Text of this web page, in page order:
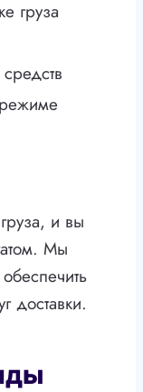
груза
и вы
Мы
доставки.